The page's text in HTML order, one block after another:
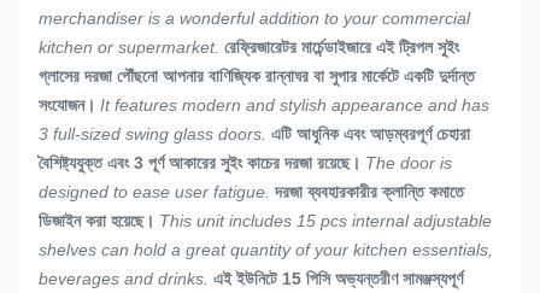
merchandiser is a wonderful addition to your commercial
kitchen or supermarket. রেফ্রিজারেটর মার্চেন্ডাইজারে এই ট্রিপল সুইং
গ্লাসের দরজা পৌঁছনো আপনার বাণিজ্যিক রান্নাঘর বা সুপার মার্কেটে একটি দুর্দান্ত
সংযোজন। It features modern and stylish appearance and has
3 full-sized swing glass doors. এটি আধুনিক এবং আড়ম্বরপূর্ণ চেহারা
বৈশিষ্ট্যযুক্ত এবং 3 পূর্ণ আকারের সুইং কাচের দরজা রয়েছে। The door is
designed to ease user fatigue. দরজা ব্যবহারকারীর ক্লান্তি কমাতে
ডিজাইন করা হয়েছে। This unit includes 15 pcs internal adjustable
shelves can hold a great quantity of your kitchen essentials,
beverages and drinks. এই ইউনিটে 15 পিসি অভ্যন্তরীণ সামঞ্জস্যপূর্ণ